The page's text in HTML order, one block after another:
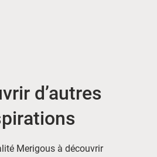
d’autres
Merigous à découvrir